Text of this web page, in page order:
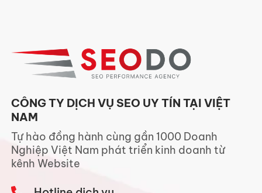
CÔNG TY DỊCH VỤ SEO UY TÍN TẠI VIỆT
NAM
Tự hào đồng hành cùng gần 1000 Doanh
Nghiệp Việt Nam phát triển kinh doanh từ
kênh Website